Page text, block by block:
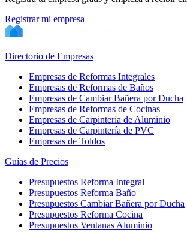
Registrar mi empresa
Directorio de Empresas
Empresas de Reformas Integrales
Empresas de Reformas de Baños
Empresas de Cambiar Bañera por Ducha
Empresas de Reformas de Cocinas
Empresas de Carpintería de Aluminio
Empresas de Carpintería de PVC
Empresas de Toldos
Guías de Precios
Presupuestos Reforma Integral
Presupuestos Reforma Baño
Presupuestos Cambiar Bañera por Ducha
Presupuestos Reforma Cocina
Presupuestos Ventanas Aluminio